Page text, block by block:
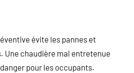
évite les pannes et
Une chaudière mal entretenue
pour les occupants.